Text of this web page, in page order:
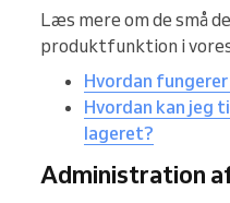
Læs mere om de små
produktfunktion i
Hvordan
Hvordan kan jeg
lageret?
Administration